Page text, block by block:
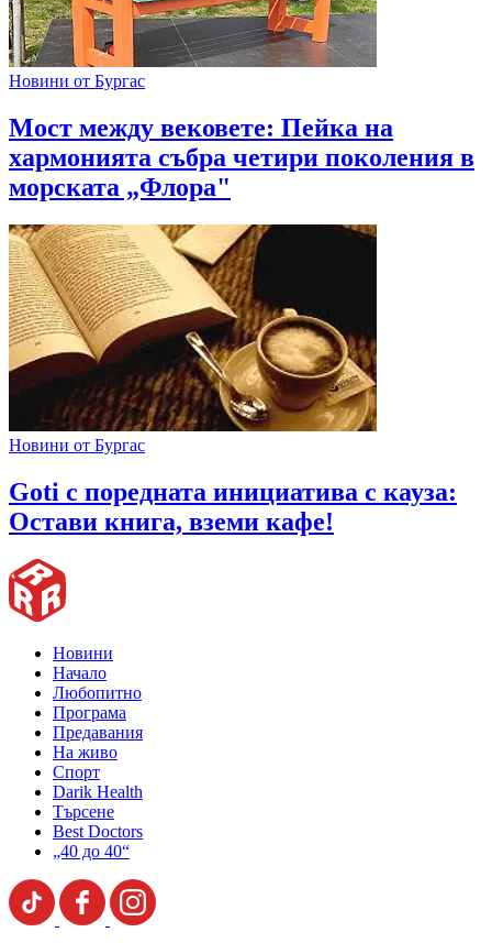
Новини от Бургас
Мост между вековете: Пейка на
хармонията събра четири поколения в
морската „Флора"
Новини от Бургас
Goti с поредната инициатива с кауза:
Остави книга, вземи кафе!
Новини
Начало
Любопитно
Програма
Предавания
На живо
Спорт
Darik Health
Търсене
Best Doctors
„40 до 40“